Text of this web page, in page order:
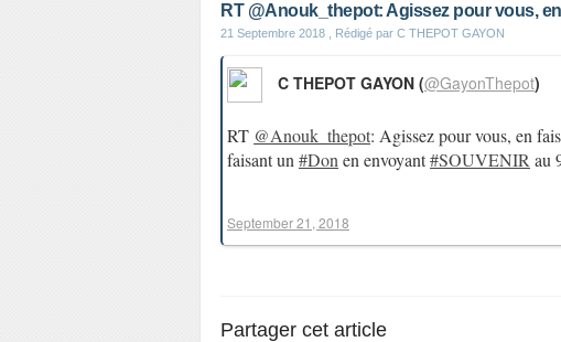
RT @Anouk_thepot: Agissez pour vous,
21 Septembre 2018 , Rédigé par C THEPOT GAYON
RT @Anouk_thepot: Agissez pour vous, en
faisant un #Don en envoyant#SOUVENIR au
C THEPOT GAYON (@GayonThepot)
September 21, 2018
Partager cet article